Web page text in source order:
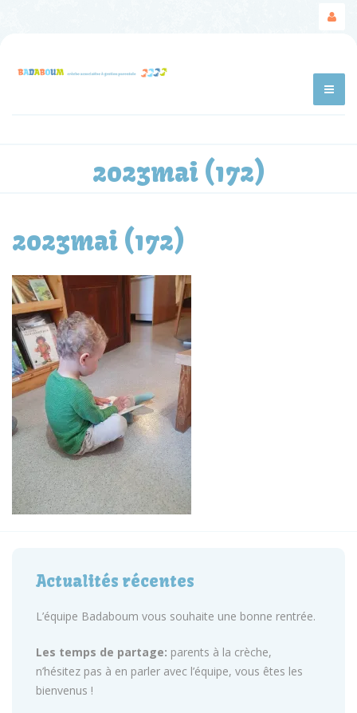
2023mai (172)
2023mai (172)
Actualités récentes
L’équipe Badaboum vous souhaite une bonne rentrée.
Les temps de partage: parents à la crèche,
n’hésitez pas à en parler avec l’équipe, vous êtes les
bienvenus !